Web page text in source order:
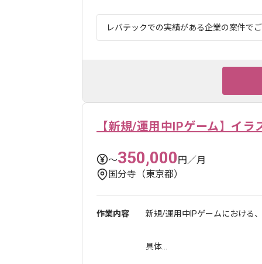
レバテックでの実績がある企業の案件で
【新規/運用中IPゲーム】イラ
〜350,000円／月
国分寺（東京都）
作業内容 新規/運用中IPゲームにおける
具体...